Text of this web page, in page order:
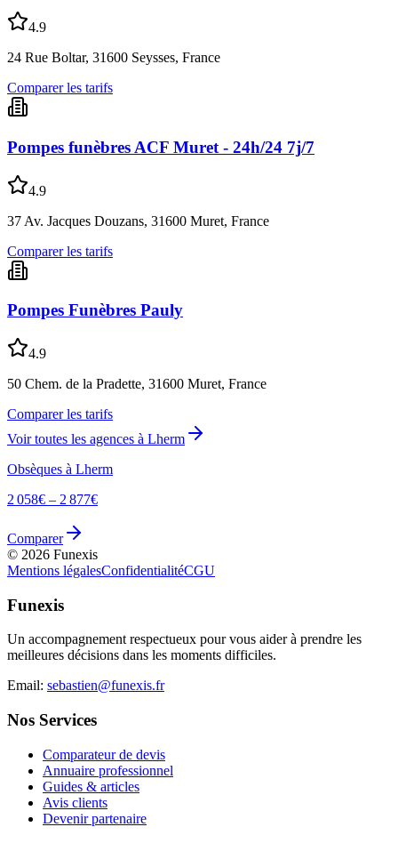
4.9
24 Rue Boltar, 31600 Seysses, France
Comparer les tarifs
Pompes funèbres ACF Muret - 24h/24 7j/7
4.9
37 Av. Jacques Douzans, 31600 Muret, France
Comparer les tarifs
Pompes Funèbres Pauly
4.9
50 Chem. de la Pradette, 31600 Muret, France
Comparer les tarifs
Voir toutes les agences à Lherm
Obsèques à Lherm
2 058€ – 2 877€
Comparer
© 2026 Funexis
Mentions légalesConfidentialitéCGU
Funexis
Un accompagnement respectueux pour vous aider à prendre les
meilleures décisions dans les moments difficiles.
Email: sebastien@funexis.fr
Nos Services
Comparateur de devis
Annuaire professionnel
Guides & articles
Avis clients
Devenir partenaire